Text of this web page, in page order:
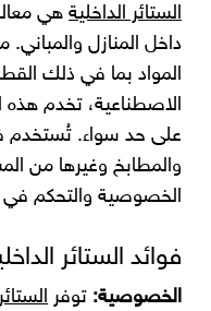
الستائر الداخليةهي
داخل المنازل
المواد بما في ذلك
الاصطناعية، تخدم هذه
على حد سواء. تُستخدم
والمطابخ وغيرها من
الخصوصية والتحكم في
فوائد الستائر
الخصوصية: توفر